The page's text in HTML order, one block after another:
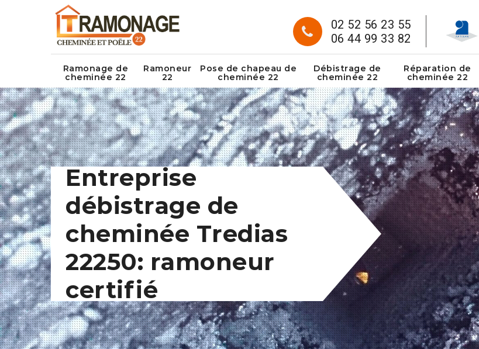
02 52 56 23 55
06 44 99 33 82
Ramonage de
cheminée 22
Ramoneur
22
Pose de chapeau de
cheminée 22
Débistrage de
cheminée 22
Réparation de
cheminée 22
Entreprise
débistrage de
cheminée Tredias
22250: ramoneur
certifié